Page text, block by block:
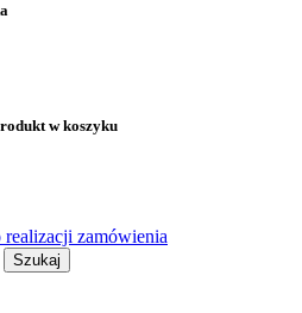
w koszyku
realizacji zamówienia
Szukaj